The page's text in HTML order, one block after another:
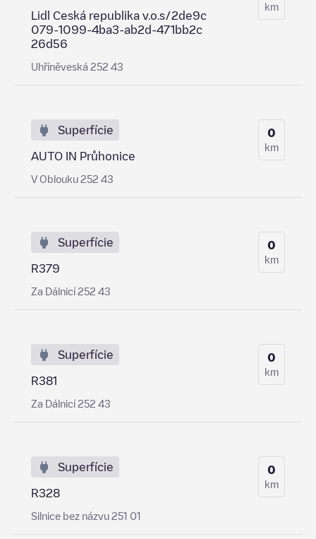
Lidl Ceská republika v.o.s/2de9c
079-1099-4ba3-ab2d-471bb2c
26d56
Uhříněveská 252 43
km
Superfície
AUTO IN Průhonice
V Oblouku 252 43
0
km
Superfície
R379
Za Dálnicí 252 43
0
km
Superfície
R381
Za Dálnicí 252 43
0
km
Superfície
R328
Silnice bez názvu 251 01
0
km